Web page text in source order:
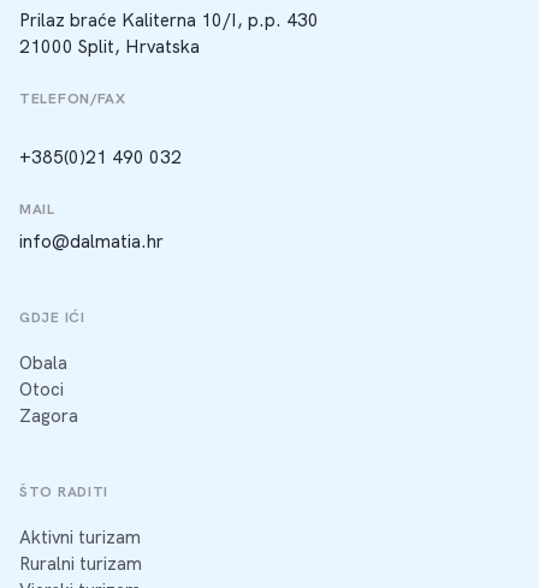
Prilaz braće Kaliterna 10/I, p.p. 430
21000 Split, Hrvatska
TELEFON/FAX
+385(0)21 490 032
MAIL
info@dalmatia.hr
GDJE IĆI
Obala
Otoci
Zagora
ŠTO RADITI
Aktivni turizam
Ruralni turizam